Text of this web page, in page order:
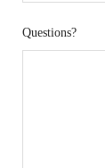
Questions?